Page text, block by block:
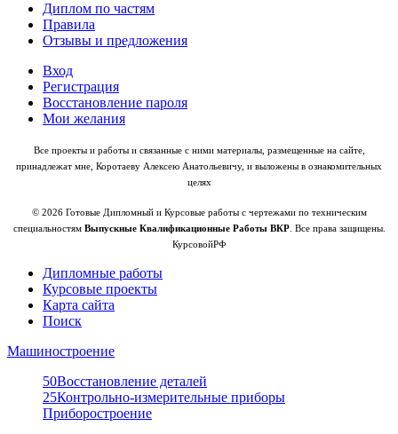
Диплом по частям
Правила
Отзывы и предложения
Вход
Регистрация
Восстановление пароля
Мои желания
Все проекты и работы и связанные с ними материалы, размещенные на сайте,
принадлежат мне, Коротаеву Алексею Анатольевичу, и выложены в ознакомительных
целях
© 2026 Готовые Дипломный и Курсовые работы с чертежами по техническим
специальностям Выпускные Квалификационные Работы ВКР. Все права защищены.
КурсовойРФ
Дипломные работы
Курсовые проекты
Карта сайта
Поиск
Машиностроение
50Восстановление деталей
25Контрольно-измерительные приборы
Приборостроение